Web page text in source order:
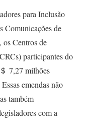
para Inclusão
Comunicações de
Centros de
participantes do
7,27 milhões
emendas não
também
com a